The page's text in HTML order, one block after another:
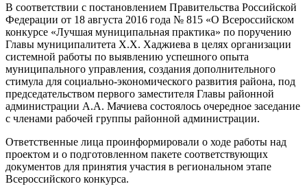
В соответствии с постановлением Правительства Российской
Федерации от 18 августа 2016 года № 815 «О Всероссийском
конкурсе «Лучшая муниципальная практика» по поручению
Главы муниципалитета Х.Х. Хаджиева в целях организации
системной работы по выявлению успешного опыта
муниципального управления, создания дополнительного
стимула для социально-экономического развития района, под
председательством первого заместителя Главы районной
администрации А.А. Мачиева состоялось очередное заседание
с членами рабочей группы районной администрации.
Ответственные лица проинформировали о ходе работы над
проектом и о подготовленном пакете соответствующих
документов для принятия участия в региональном этапе
Всероссийского конкурса.